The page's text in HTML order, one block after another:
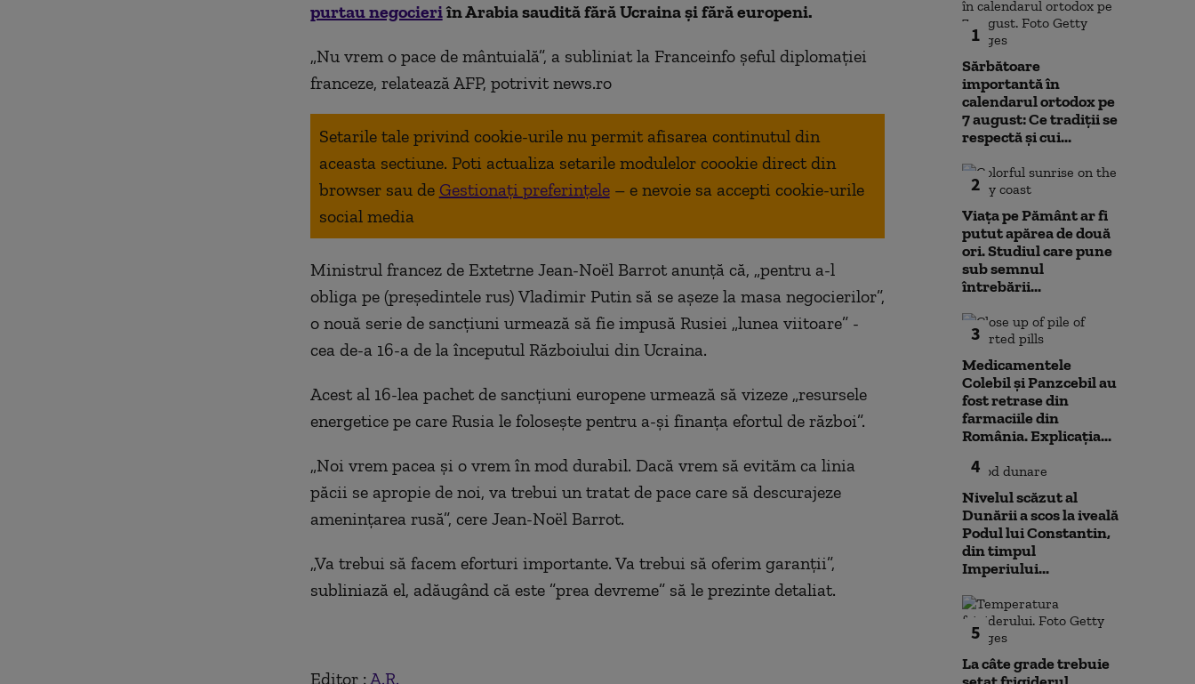
purtau negocieriîn Arabia saudită fără Ucraina şi fără europeni.
„Nu vrem o pace de mântuială”, a subliniat la Franceinfo şeful diplomaţiei
franceze, relatează AFP, potrivit news.ro
Setarile tale privind cookie-urile nu permit afisarea continutul din
aceasta sectiune. Poti actualiza setarile modulelor coookie direct din
browser sau de Gestionați preferințele – e nevoie sa accepti cookie-urile
social media
Ministrul francez de Extetrne Jean-Noël Barrot anunţă că, „pentru a-l
obliga pe (preşedintele rus) Vladimir Putin să se aşeze la masa negocierilor”,
o nouă serie de sancţiuni urmează să fie impusă Rusiei „lunea viitoare” -
cea de-a 16-a de la începutul Războiului din Ucraina.
Acest al 16-lea pachet de sancţiuni europene urmează să vizeze „resursele
energetice pe care Rusia le foloseşte pentru a-şi finanţa efortul de război”.
„Noi vrem pacea şi o vrem în mod durabil. Dacă vrem să evităm ca linia
păcii se apropie de noi, va trebui un tratat de pace care să descurajeze
ameninţarea rusă”, cere Jean-Noël Barrot.
„Va trebui să facem eforturi importante. Va trebui să oferim garanţii”,
subliniază el, adăugând că este ”prea devreme” să le prezinte detaliat.
Editor : A.R.
1
Sărbătoare
importantă în
calendarul ortodox pe
7 august: Ce tradiții se
respectă și cui...
2
Viața pe Pământ ar fi
putut apărea de două
ori. Studiul care pune
sub semnul
întrebării...
3
Medicamentele
Colebil și Panzcebil au
fost retrase din
farmaciile din
România. Explicația...
4
Nivelul scăzut al
Dunării a scos la iveală
Podul lui Constantin,
din timpul
Imperiului...
5
La câte grade trebuie